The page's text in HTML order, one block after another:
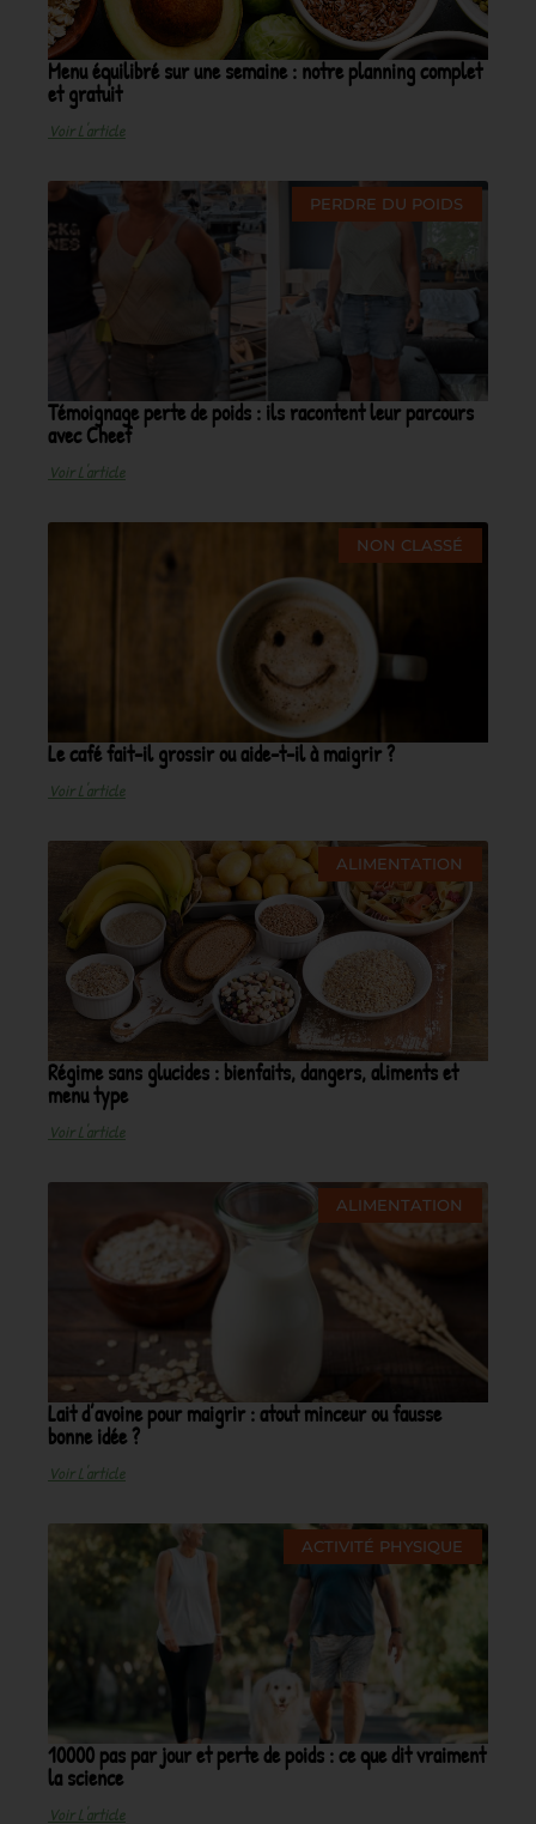
Menu équilibré sur une semaine : notre planning complet
et gratuit
Voir L'article
PERDRE DU POIDS
Témoignage perte de poids : ils racontent leur parcours
avec Cheef
Voir L'article
NON CLASSÉ
Le café fait-il grossir ou aide-t-il à maigrir ?
Voir L'article
ALIMENTATION
Régime sans glucides : bienfaits, dangers, aliments et
menu type
Voir L'article
ALIMENTATION
Lait d’avoine pour maigrir : atout minceur ou fausse
bonne idée ?
Voir L'article
ACTIVITÉ PHYSIQUE
10000 pas par jour et perte de poids : ce que dit vraiment
la science
Voir L'article